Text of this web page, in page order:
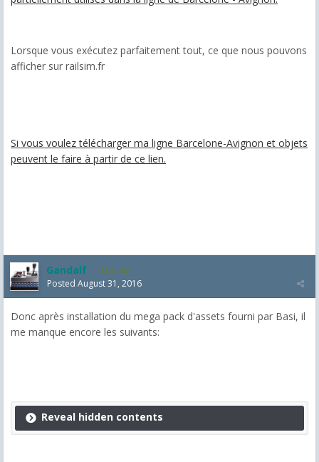
Lorsque vous exécutez parfaitement tout, ce que nous pouvons
afficher sur railsim.fr
Si vous voulez télécharger ma ligne Barcelone-Avignon et objets
peuvent le faire à partir de ce lien.
Gandalf 2,463
Posted August 31, 2016
Donc après installation du mega pack d'assets fourni par Basi, il
me manque encore les suivants:
Reveal hidden contents